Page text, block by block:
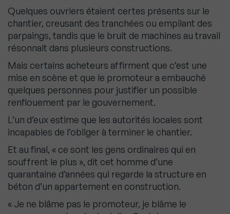
Quelques ouvriers étaient certes présents sur le
chantier, creusant des tranchées ou empilant des
parpaings, tandis que le bruit de machines au travail
résonnait dans plusieurs constructions.
Mais certains acheteurs affirment que c’est une
mise en scène et que le promoteur a embauché
quelques personnes pour justifier un possible
renflouement par le gouvernement.
L’un d’eux estime que les autorités locales sont
incapables de l’obliger à terminer le chantier.
Et au final, « ce sont les gens ordinaires qui en
souffrent le plus », dit cet homme d’une
quarantaine d’années qui regarde la structure en
béton d’un appartement en construction.
« Je ne blâme pas le promoteur, je blâme le